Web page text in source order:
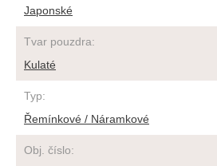
Japonské
Tvar pouzdra:
Kulaté
Typ:
Řemínkové / Náramkové
Obj. číslo: